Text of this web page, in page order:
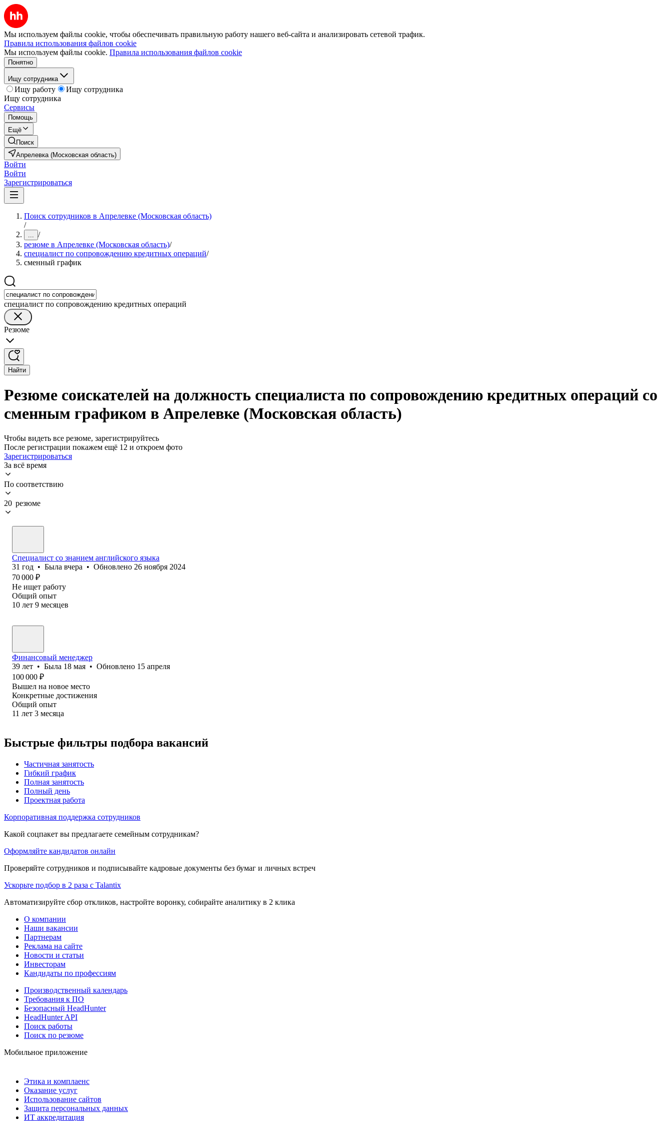
Мы используем файлы cookie, чтобы обеспечивать правильную работу нашего веб-сайта и анализировать сетевой трафик.
Правила использования файлов cookie
Мы используем файлы cookie. Правила использования файлов cookie
Понятно
Ищу сотрудника
Ищу работу
Ищу сотрудника
Ищу сотрудника
Сервисы
Помощь
Ещё
Поиск
Апрелевка (Московская область)
Войти
Войти
Зарегистрироваться
Поиск сотрудников в Апрелевке (Московская область)
/
... /
резюме в Апрелевке (Московская область)/
специалист по сопровождению кредитных операций/
сменный график
специалист по сопровождению кредитных операций
Резюме
Найти
Резюме соискателей на должность специалиста по сопровождению кредитных операций со
сменным графиком в Апрелевке (Московская область)
Чтобы видеть все резюме, зарегистрируйтесь
После регистрации покажем ещё 12 и откроем фото
Зарегистрироваться
За всё время
По соответствию
20 резюме
Специалист со знанием английского языка
31 год • Была вчера • Обновлено 26 ноября 2024
70 000 ₽
Не ищет работу
Общий опыт
10 лет 9 месяцев
Финансовый менеджер
39 лет • Была 18 мая • Обновлено 15 апреля
100 000 ₽
Вышел на новое место
Конкретные достижения
Общий опыт
11 лет 3 месяца
Быстрые фильтры подбора вакансий
Частичная занятость
Гибкий график
Полная занятость
Полный день
Проектная работа
Корпоративная поддержка сотрудников
Какой соцпакет вы предлагаете семейным сотрудникам?
Оформляйте кандидатов онлайн
Проверяйте сотрудников и подписывайте кадровые документы без бумаг и личных встреч
Ускорьте подбор в 2 раза с Talantix
Автоматизируйте сбор откликов, настройте воронку, собирайте аналитику в 2 клика
О компании
Наши вакансии
Партнерам
Реклама на сайте
Новости и статьи
Инвесторам
Кандидаты по профессиям
Производственный календарь
Требования к ПО
Безопасный HeadHunter
HeadHunter API
Поиск работы
Поиск по резюме
Мобильное приложение
Этика и комплаенс
Оказание услуг
Использование сайтов
Защита персональных данных
ИТ аккредитация